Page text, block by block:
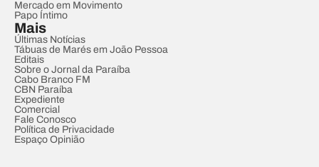
Mercado em Movimento
Papo Íntimo
Mais
Últimas Notícias
Tábuas de Marés em João Pessoa
Editais
Sobre o Jornal da Paraíba
Cabo Branco FM
CBN Paraíba
Expediente
Comercial
Fale Conosco
Política de Privacidade
Espaço Opinião